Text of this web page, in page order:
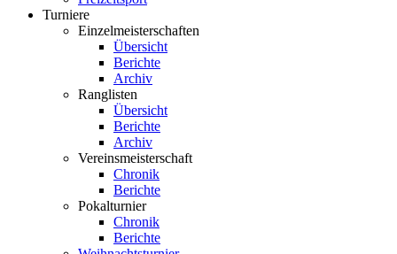
Turniere
Einzelmeisterschaften
Übersicht
Berichte
Archiv
Ranglisten
Übersicht
Berichte
Archiv
Vereinsmeisterschaft
Chronik
Berichte
Pokalturnier
Chronik
Berichte